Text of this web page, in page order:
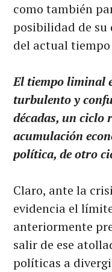
como también
posibilidad de su
del actual
El tiempo liminal
turbulento y
décadas, un ciclo
acumulación
política, de otro
Claro, ante la
evidencia el
anteriormente
salir de ese
políticas a